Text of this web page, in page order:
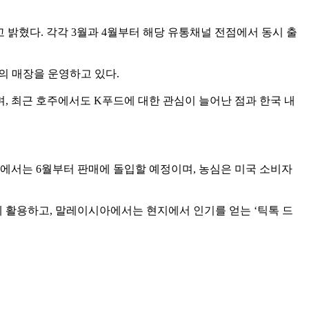
밝혔다. 각각 3월과 4월부터 해당 유통채널 전점에서 동시 출
매장을 운영하고 있다.
최근 호주에서도 K푸드에 대한 관심이 늘어난 점과 한국 내
서는 6월부터 판매에 돌입할 예정이며, 농심은 미국 소비자
용하고, 말레이시아에서는 현지에서 인기를 얻는 ‘틱톡 드